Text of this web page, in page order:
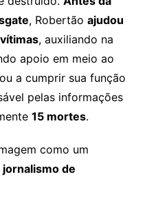
, Robertão ajudou
, auxiliando na
apoio em meio ao
a cumprir sua função
pelas informações
15 mortes.
como um
jornalismo de